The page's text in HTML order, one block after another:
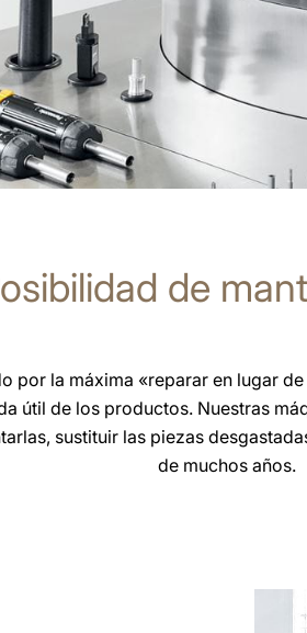
de
por la máxima «reparar en lugar
útil de los productos. Nuestras
sustituir las piezas
de muchos años.